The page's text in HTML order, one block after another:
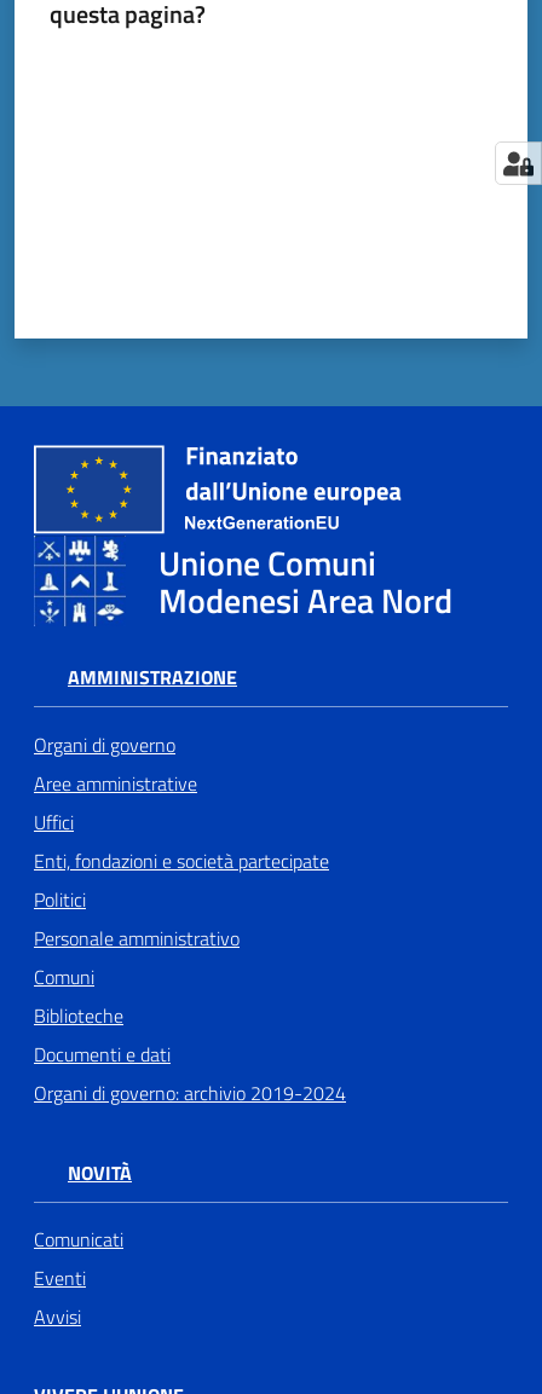
questa pagina?
Unione Comuni
Modenesi Area Nord
AMMINISTRAZIONE
Organi di governo
Aree amministrative
Uffici
Enti, fondazioni e società partecipate
Politici
Personale amministrativo
Comuni
Biblioteche
Documenti e dati
Organi di governo: archivio 2019-2024
NOVITÀ
Comunicati
Eventi
Avvisi